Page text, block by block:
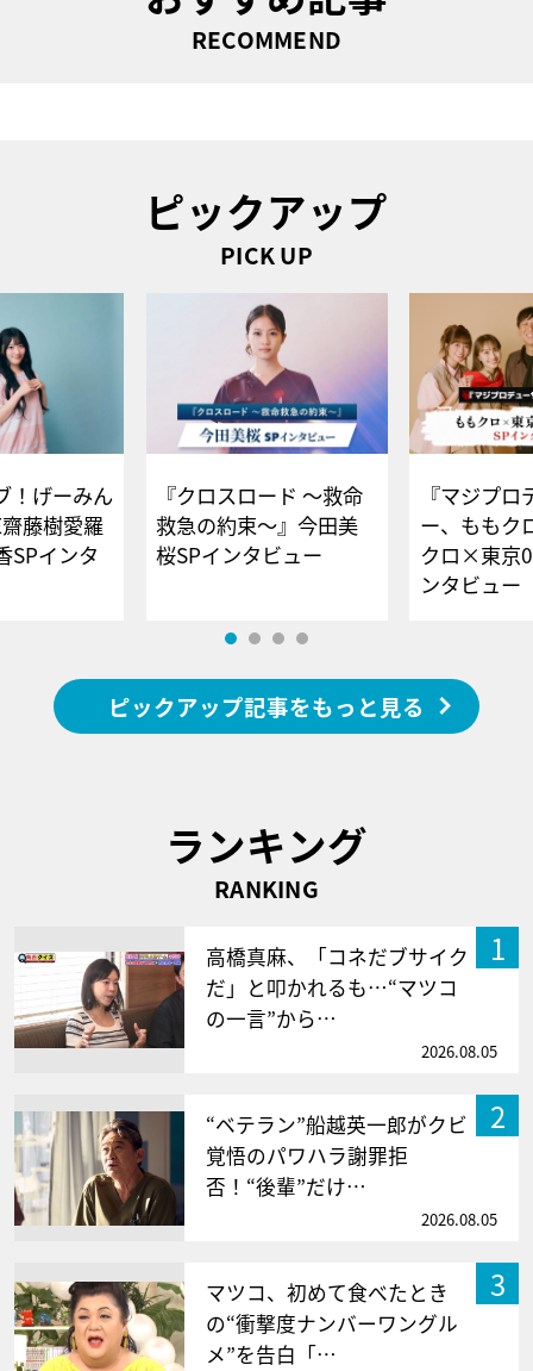
RECOMMEND
ピックアップ
PICK UP
！げーみん
藤樹愛羅
SPインタ
『クロスロード ～救命
救急の約束～』今田美
桜SPインタビュー
『マジプロ
ー、ももク
クロ×東京
ンタビュー
ピックアップ記事をもっと見る
ランキング
RANKING
1
高橋真麻、「コネだブサイク
だ」と叩かれるも…“マツコ
の一言”から…
2026.08.05
2
“ベテラン”船越英一郎がクビ
覚悟のパワハラ謝罪拒
否！“後輩”だけ…
2026.08.05
3
マツコ、初めて食べたとき
の“衝撃度ナンバーワングル
メ”を告白「…